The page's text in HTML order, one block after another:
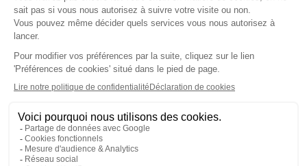
Organisez votre voyage
Autres thématiques de voyages à l' Ile Maurice :